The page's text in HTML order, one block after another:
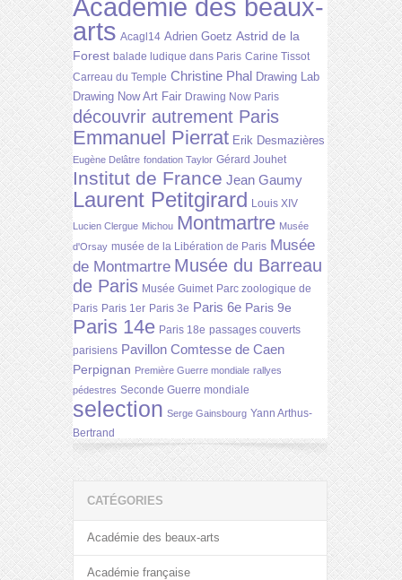
Académie des beaux-
arts Acagl14 Adrien Goetz Astrid de la
Forest balade ludique dans Paris Carine Tissot
Carreau du Temple Christine Phal Drawing Lab
Drawing Now Art Fair Drawing Now Paris
découvrir autrement Paris
Emmanuel Pierrat Erik Desmazières
Eugène Delâtre fondation Taylor Gérard Jouhet
Institut de France Jean Gaumy
Laurent Petitgirard Louis XIV
Lucien Clergue Michou Montmartre Musée
d'Orsay musée de la Libération de Paris Musée
de Montmartre Musée du Barreau
de Paris Musée Guimet Parc zoologique de
Paris Paris 1er Paris 3e Paris 6e Paris 9e
Paris 14e Paris 18e passages couverts
parisiens Pavillon Comtesse de Caen
Perpignan Première Guerre mondiale rallyes
pédestres Seconde Guerre mondiale
selection Serge Gainsbourg Yann Arthus-
Bertrand
CATÉGORIES
Académie des beaux-arts
Académie française